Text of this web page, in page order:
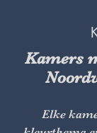
Kamers
Elke